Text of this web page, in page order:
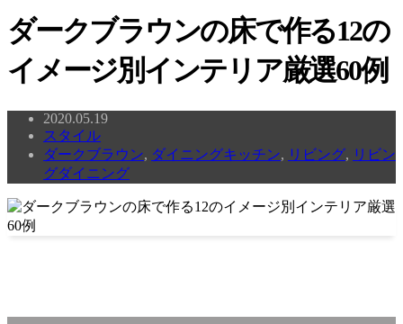
ダークブラウンの床で作る12の
イメージ別インテリア厳選60例
2020.05.19
スタイル
ダークブラウン, ダイニングキッチン, リビング, リビン
グダイニング